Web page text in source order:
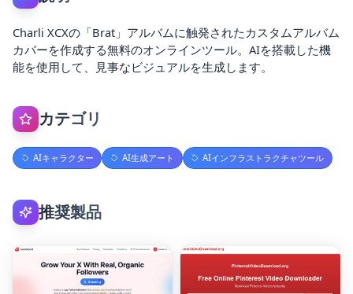
Charli XCXの「Brat」アルバムに触発されたカスタムアルバム
カバーを作成する無料のオンラインツール。AIを搭載した機
能を使用して、見事なビジュアルを生成します。
カテゴリ
AIキャラクター AI生成アート AIインフラストラクチャツール
推奨製品